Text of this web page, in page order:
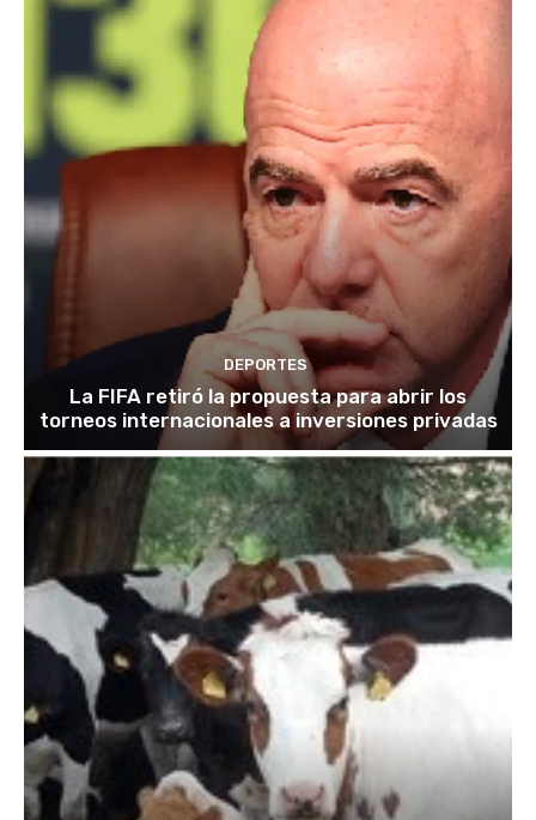
DEPORTES
La FIFA retiró la propuesta para abrir los
torneos internacionales a inversiones privadas